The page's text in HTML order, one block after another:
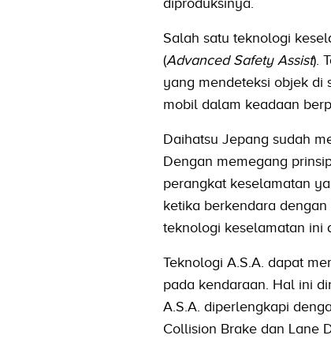
Salah satu teknologi
(Advanced Safety Assist).
yang mendeteksi objek di
mobil dalam keadaan
Daihatsu Jepang sudah
Dengan memegang
perangkat keselamatan
ketika berkendara
teknologi keselamatan ini
Teknologi A.S.A. dapat
pada kendaraan. Hal ini
A.S.A. diperlengkapi
Collision Brake dan Lane